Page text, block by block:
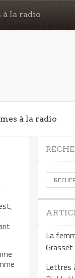
à la radio
à la radio
La
Grasset
Lettres